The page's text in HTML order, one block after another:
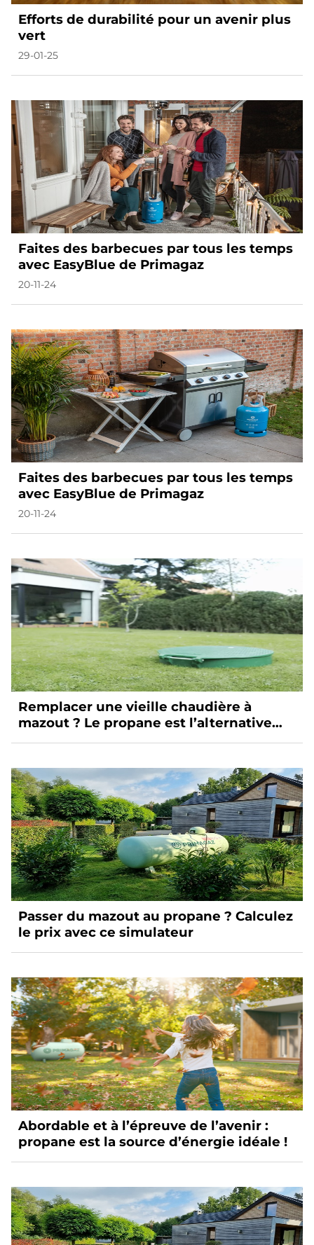
Efforts de durabilité pour un avenir plus
vert
29-01-25
Faites des barbecues par tous les temps
avec EasyBlue de Primagaz
20-11-24
Faites des barbecues par tous les temps
avec EasyBlue de Primagaz
20-11-24
Remplacer une vieille chaudière à
mazout ? Le propane est l’alternative
idéale
Passer du mazout au propane ? Calculez
le prix avec ce simulateur
Abordable et à l’épreuve de l’avenir :
propane est la source d’énergie idéale !